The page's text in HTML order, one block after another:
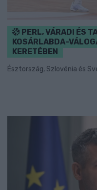
PERL, VÁRADI ÉS
KOSÁRLABDA-
KERETÉBEN
Észtország, Szlovénia és